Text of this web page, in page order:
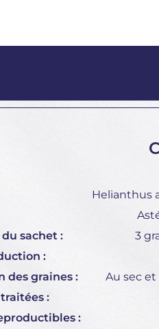
Helianthus
sachet :
3
:
des graines :
Au sec et
:
: